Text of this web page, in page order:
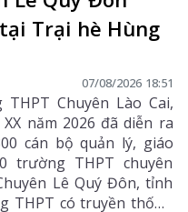
Trại hè Hùng
07/08/2026 18:51
Chuyên Lào Cai,
năm 2026 đã diễn ra
cán bộ quản lý, giáo
trường THPT chuyên
Lê Quý Đôn, tỉnh
THPT có truyền thống